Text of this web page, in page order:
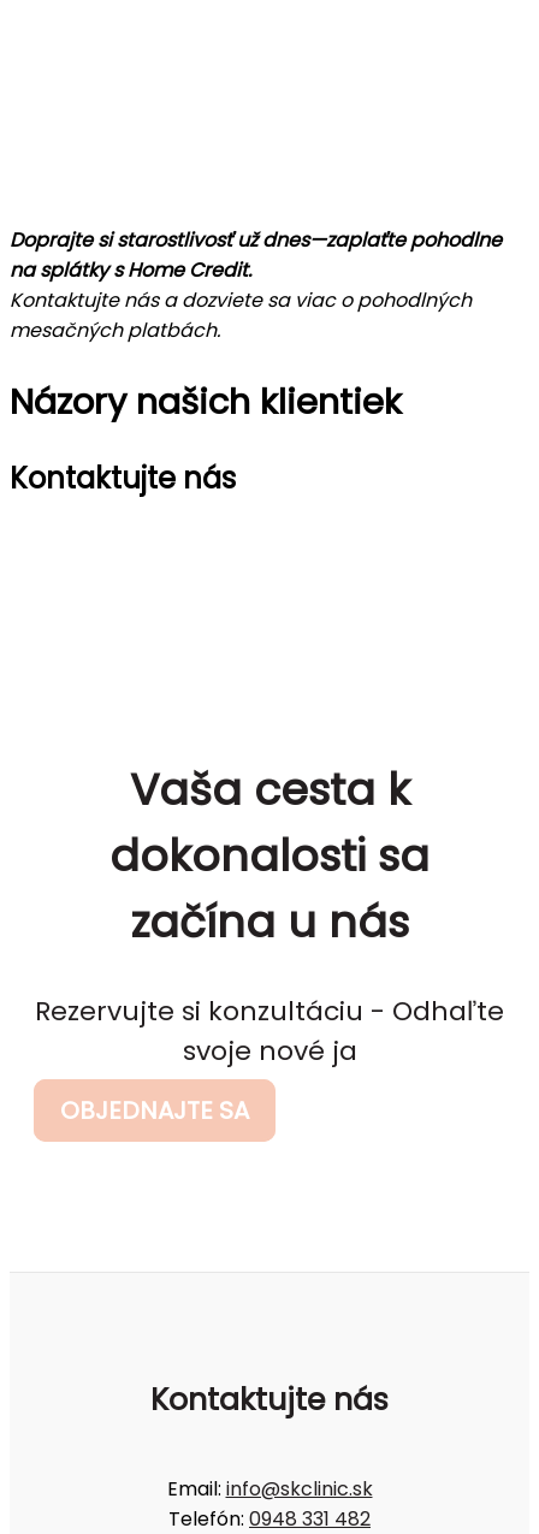
Doprajte si starostlivosť už dnes—zaplaťte pohodlne
na splátky s Home Credit.
Kontaktujte nás a dozviete sa viac o pohodlných
mesačných platbách.
Názory našich klientiek
Kontaktujte nás
Vaša cesta k
dokonalosti sa
začína u nás
Rezervujte si konzultáciu - Odhaľte
svoje nové ja
OBJEDNAJTE SA
Kontaktujte nás
Email: info@skclinic.sk
Telefón: 0948 331 482